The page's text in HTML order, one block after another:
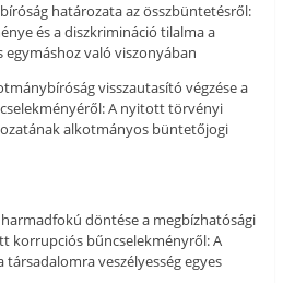
határozata az összbüntetésről:
és a diszkrimináció tilalma a
egymáshoz való viszonyában
visszautasító végzése a
A nyitott törvényi
alkotmányos büntetőjogi
döntése a megbízhatósági
korrupciós bűncselekményről: A
társadalomra veszélyesség egyes